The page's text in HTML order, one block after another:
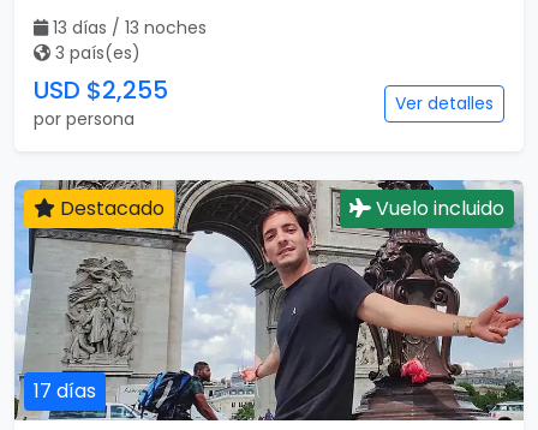
13 días / 13 noches
3 país(es)
USD $2,255
por persona
Ver detalles
17 días
Destacado Vuelo incluido